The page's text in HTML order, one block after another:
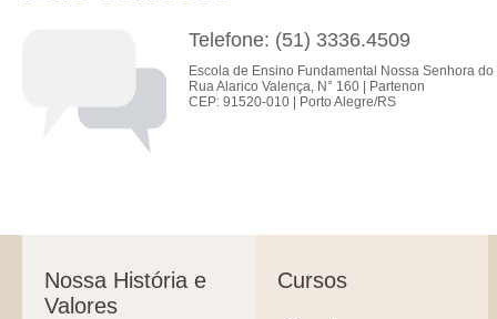
Telefone: (51) 3336.4509
Escola de Ensino Fundamental Nossa Senhora do
Rua Alarico Valença, N° 160 | Partenon
CEP: 91520-010 | Porto Alegre/RS
Nossa História e
Valores
Cursos